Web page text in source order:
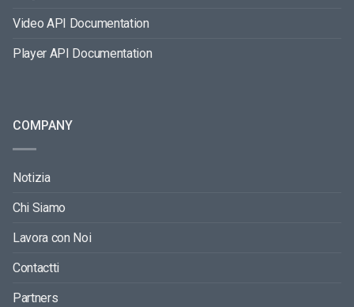
Video API Documentation
Player API Documentation
COMPANY
Notizia
Chi Siamo
Lavora con Noi
Contactti
Partners